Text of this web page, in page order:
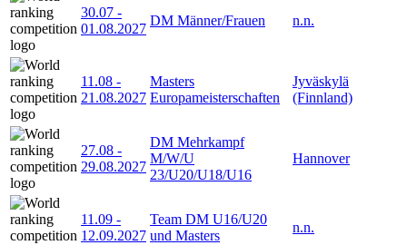
30.07 -
01.08.2027
DM Männer/Frauen n.n.
11.08 -
21.08.2027
Masters
Europameisterschaften
Jyväskylä
(Finnland)
27.08 -
29.08.2027
DM Mehrkampf
M/W/U
23/U20/U18/U16
Hannover
11.09 -
12.09.2027
Team DM U16/U20
und Masters
n.n.